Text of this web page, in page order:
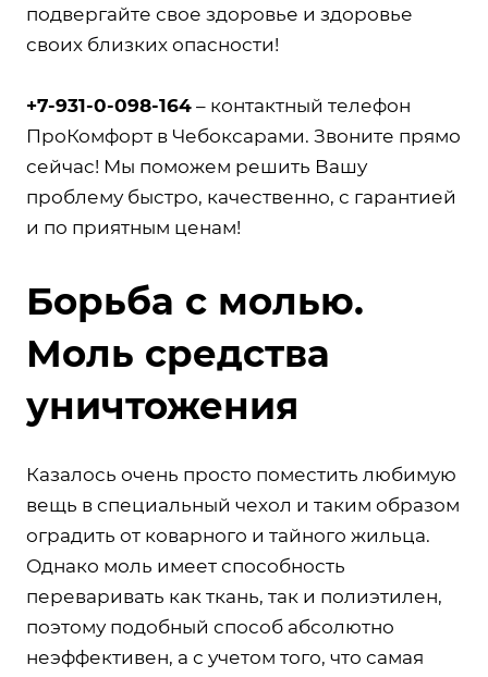
подвергайте свое здоровье и здоровье
своих близких опасности!
+7-931-0-098-164 – контактный телефон
ПроКомфорт в Чебоксарами. Звоните прямо
сейчас! Мы поможем решить Вашу
проблему быстро, качественно, с гарантией
и по приятным ценам!
Борьба с молью.
Моль средства
уничтожения
Казалось очень просто поместить любимую
вещь в специальный чехол и таким образом
оградить от коварного и тайного жильца.
Однако моль имеет способность
переваривать как ткань, так и полиэтилен,
поэтому подобный способ абсолютно
неэффективен, а с учетом того, что самая